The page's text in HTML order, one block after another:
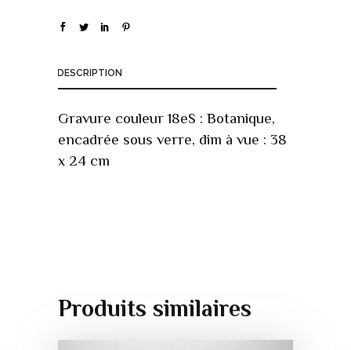
DESCRIPTION
Gravure couleur 18eS : Botanique,
encadrée sous verre, dim à vue : 38
x 24 cm
Produits similaires